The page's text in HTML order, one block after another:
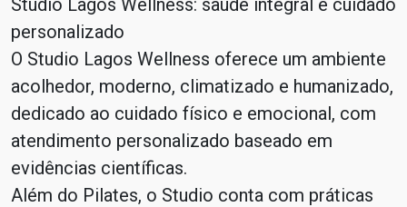
Studio Lagos Wellness: saúde integral e cuidado
personalizado
O Studio Lagos Wellness oferece um ambiente
acolhedor, moderno, climatizado e humanizado,
dedicado ao cuidado físico e emocional, com
atendimento personalizado baseado em
evidências científicas.
Além do Pilates, o Studio conta com práticas